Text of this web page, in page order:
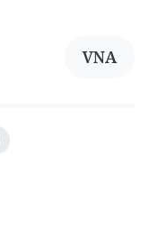
VNA